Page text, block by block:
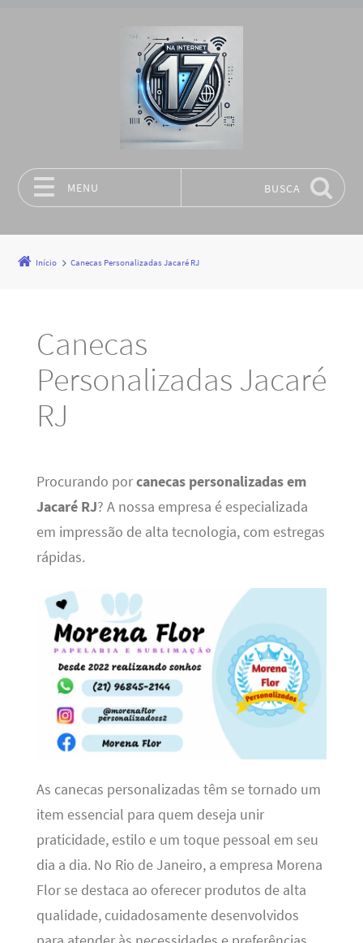
MENU BUSCA
Início Canecas Personalizadas Jacaré RJ
Canecas
Personalizadas Jacaré
RJ
Procurando porcanecas personalizadas em
Jacaré RJ? A nossa empresa é especializada
em impressão de alta tecnologia, com estregas
rápidas.
As canecas personalizadas têm se tornado um
item essencial para quem deseja unir
praticidade, estilo e um toque pessoal em seu
dia a dia. No Rio de Janeiro, a empresa Morena
Flor se destaca ao oferecer produtos de alta
qualidade, cuidadosamente desenvolvidos